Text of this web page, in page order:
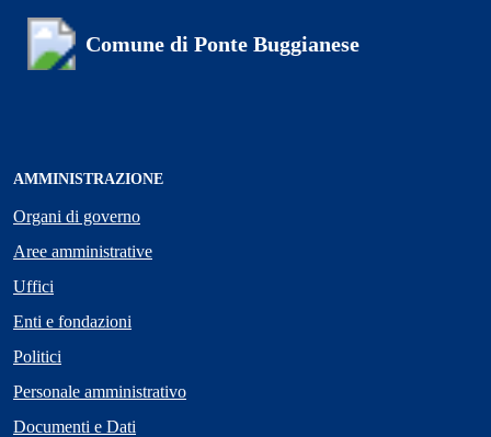
Comune di Ponte Buggianese
AMMINISTRAZIONE
Organi di governo
Aree amministrative
Uffici
Enti e fondazioni
Politici
Personale amministrativo
Documenti e Dati